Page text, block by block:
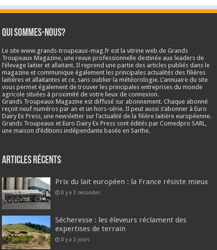
Qui sommes-nous?
Le site www.grands-troupeaux-mag.fr est la vitrine web de Grands
Troupeaux Magazine, une revue professionnelle destinée aux leaders de
l’élevage laitier et allaitant. Il reprend une partie des articles publiés dans le
magazine et communique également les principales actualités des filières
laitières et allaitantes et ce, sans oublier la météorologie. L’annuaire du site
vous permet également de trouver les principales entreprises du monde
agricole situées à proximité de votre lieux de connexion.
Grands Troupeaux Magazine est diffusé sur abonnement. Chaque abonné
reçoit neuf numéros par an et un hors-série. Il peut aussi s’abonner à Euro
Dairy Ex Press, une newsletter sur l’actualité de la filière laitière européenne.
Grands Troupeaux et Euro Dairy Ex Press sont édités par Comedpro SARL,
une maison d’éditions indépendante basée en Sarthe.
Articles récents
Prix du lait européen : la France résiste mieux
Il y a 3 secondes
Sécheresse : les éleveurs réclament des
expertises de terrain
Il y a 2 jours